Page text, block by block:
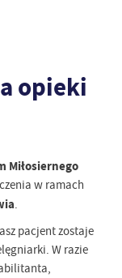
opieki
Miłosiernego
w ramach
.
pacjent zostaje
W razie